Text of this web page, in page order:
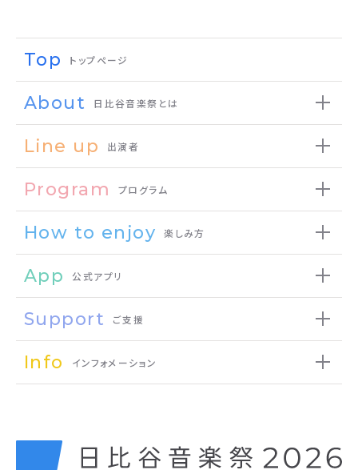
Top トップページ
About 日比谷音楽祭とは
Line up 出演者
Program プログラム
How to enjoy 楽しみ方
App 公式アプリ
Support ご支援
Info インフォメーション